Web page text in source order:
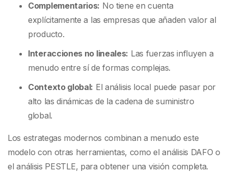
Complementarios: No tiene en cuenta
explícitamente a las empresas que añaden valor al
producto.
Interacciones no lineales: Las fuerzas influyen a
menudo entre sí de formas complejas.
Contexto global: El análisis local puede pasar por
alto las dinámicas de la cadena de suministro
global.
Los estrategas modernos combinan a menudo este
modelo con otras herramientas, como el análisis DAFO o
el análisis PESTLE, para obtener una visión completa.